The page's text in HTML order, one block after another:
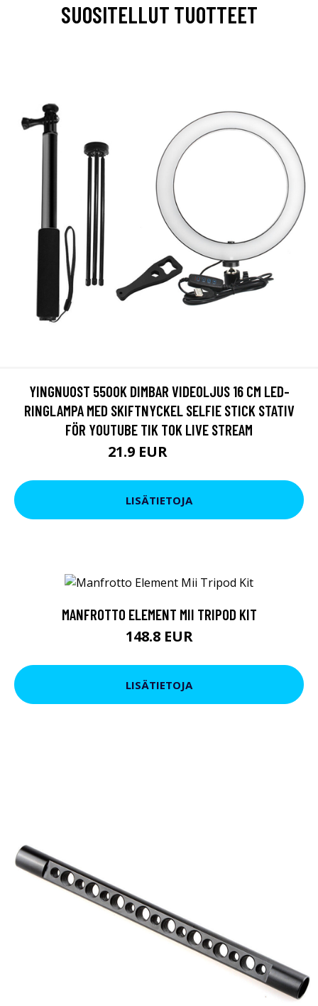
SUOSITELLUT TUOTTEET
YINGNUOST 5500K DIMBAR VIDEOLJUS 16 CM LED-
RINGLAMPA MED SKIFTNYCKEL SELFIE STICK STATIV
FÖR YOUTUBE TIK TOK LIVE STREAM
21.9 EUR
LISÄTIETOJA
MANFROTTO ELEMENT MII TRIPOD KIT
148.8 EUR
LISÄTIETOJA